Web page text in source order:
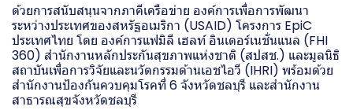
ด้วยการสนับสนุนจากภาคีเครือข่าย องค์การเพื่อการพัฒนา
ระหว่างประเทศของสหรัฐอเมริกา (USAID) โครงการ EpiC
ประเทศไทย โดย องค์การแฟมิลี เฮลท์ อินเตอร์เนชั่นแนล (FHI
360) สำนักงานหลักประกันสุขภาพแห่งชาติ (สปสช.) และมูลนิธิ
สถาบันเพื่อการวิจัยและนวัตกรรมด้านเอชไอวี (IHRI) พร้อมด้วย
สำนักงานป้องกันควบคุมโรคที่ 6 จังหวัดชลบุรี และสำนักงาน
สาธารณสุขจังหวัดชลบุรี